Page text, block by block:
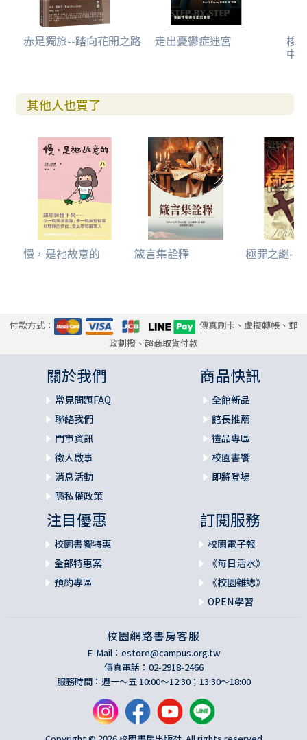
赤足獨旅--踏向花開之路 走出憂鬱症迷宮 梭
中
其他人也買了
慢，是祂故意的 箴言集詮釋 極罪之謎--
付款方式：
傳真刷卡、虛擬轉帳、郵
政劃撥、超商取貨付款
關於我們
常見問題FAQ
聯絡我們
門市資訊
徵人啟事
消息活動
隱私權政策
商品快訊
全館新品
館長推薦
禮品專區
校園書饗
即將登場
注目優惠
校園書饗特惠
全部特惠案
預約專區
訂閱服務
校園電子報
《每日活水》
《校園雜誌》
OPEN學習
校園網路書房客服
E-Mail： estore@campus.org.tw
傳真電話：02-2918-2466
服務時間：週一～五 10:00～12:30；13:30～18:00